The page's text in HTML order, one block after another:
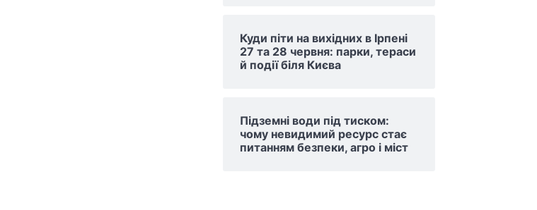
Куди піти на вихідних в Ірпені
27 та 28 червня: парки, тераси
й події біля Києва
Підземні води під тиском:
чому невидимий ресурс стає
питанням безпеки, агро і міст